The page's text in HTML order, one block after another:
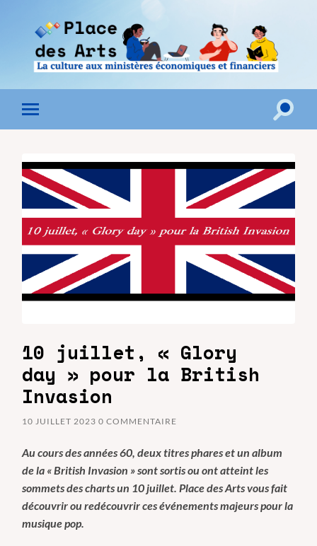
Toggle
mobile
Toggle
10 juillet, « Glory
day » pour la British
Invasion
10 JUILLET 2023 0 COMMENTAIRE
Au cours des années 60, deux titres phares et un album
de la « British Invasion » sont sortis ou ont atteint les
sommets des charts un 10 juillet. Place des Arts vous fait
découvrir ou redécouvrir ces événements majeurs pourla
musique pop.